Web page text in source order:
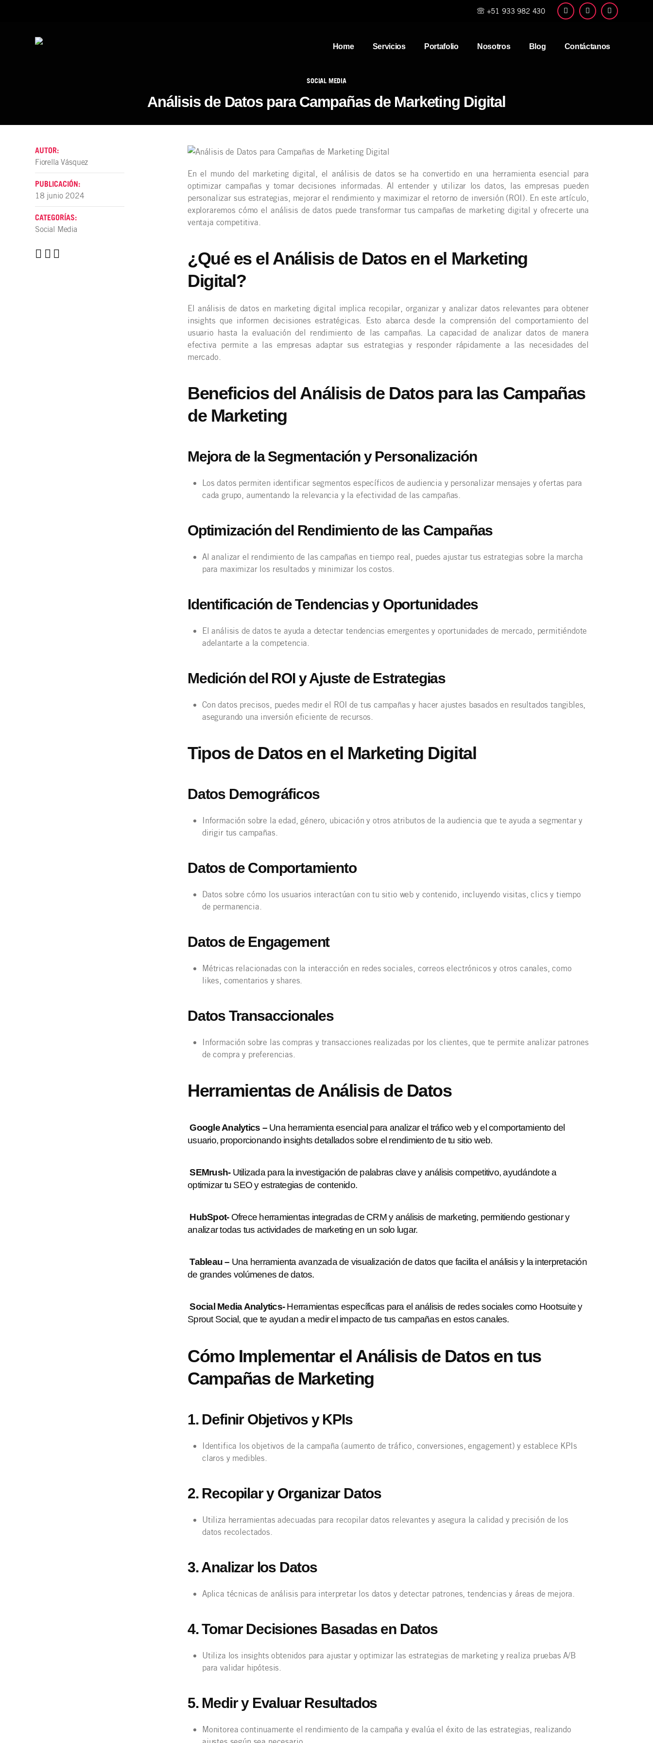
+51 933 982 430
Home Servicios Portafolio Nosotros Blog Contáctanos
SOCIAL MEDIA
Análisis de Datos para Campañas de Marketing Digital
En el mundo del marketing digital, el análisis de datos se ha convertido en una herramienta esencial para
optimizar campañas y tomar decisiones informadas. Al entender y utilizar los datos, las empresas pueden
personalizar sus estrategias, mejorar el rendimiento y maximizar el retorno de inversión (ROI). En este artículo,
exploraremos cómo el análisis de datos puede transformar tus campañas de marketing digital y ofrecerte una
ventaja competitiva.
¿Qué es el Análisis de Datos en el Marketing
Digital?
El análisis de datos en marketing digital implica recopilar, organizar y analizar datos relevantes para obtener
insights que informen decisiones estratégicas. Esto abarca desde la comprensión del comportamiento del
usuario hasta la evaluación del rendimiento de las campañas. La capacidad de analizar datos de manera
efectiva permite a las empresas adaptar sus estrategias y responder rápidamente a las necesidades del
mercado.
Beneficios del Análisis de Datos para las Campañas
de Marketing
Mejora de la Segmentación y Personalización
Los datos permiten identificar segmentos específicos de audiencia y personalizar mensajes y ofertas para
cada grupo, aumentando la relevancia y la efectividad de las campañas.
Optimización del Rendimiento de las Campañas
Al analizar el rendimiento de las campañas en tiempo real, puedes ajustar tus estrategias sobre la marcha
para maximizar los resultados y minimizar los costos.
Identificación de Tendencias y Oportunidades
El análisis de datos te ayuda a detectar tendencias emergentes y oportunidades de mercado, permitiéndote
adelantarte a la competencia.
Medición del ROI y Ajuste de Estrategias
Con datos precisos, puedes medir el ROI de tus campañas y hacer ajustes basados en resultados tangibles,
asegurando una inversión eficiente de recursos.
Tipos de Datos en el Marketing Digital
Datos Demográficos
Información sobre la edad, género, ubicación y otros atributos de la audiencia que te ayuda a segmentar y
dirigir tus campañas.
Datos de Comportamiento
Datos sobre cómo los usuarios interactúan con tu sitio web y contenido, incluyendo visitas, clics y tiempo
de permanencia.
Datos de Engagement
Métricas relacionadas con la interacción en redes sociales, correos electrónicos y otros canales, como
likes, comentarios y shares.
Datos Transaccionales
Información sobre las compras y transacciones realizadas por los clientes, que te permite analizar patrones
de compra y preferencias.
Herramientas de Análisis de Datos
Google Analytics – Una herramienta esencial para analizar el tráfico web y el comportamiento del
usuario, proporcionando insights detallados sobre el rendimiento de tu sitio web.
SEMrush- Utilizada para la investigación de palabras clave y análisis competitivo, ayudándote a
optimizar tu SEO y estrategias de contenido.
HubSpot- Ofrece herramientas integradas de CRM y análisis de marketing, permitiendo gestionar y
analizar todas tus actividades de marketing en un solo lugar.
Tableau – Una herramienta avanzada de visualización de datos que facilita el análisis y la interpretación
de grandes volúmenes de datos.
Social Media Analytics-Herramientas específicas para el análisis de redes sociales como Hootsuite y
Sprout Social, que te ayudan a medir el impacto de tus campañas en estos canales.
Cómo Implementar el Análisis de Datos en tus
Campañas de Marketing
1. Definir Objetivos y KPIs
Identifica los objetivos de la campaña (aumento de tráfico, conversiones, engagement) y establece KPIs
claros y medibles.
2. Recopilar y Organizar Datos
Utiliza herramientas adecuadas para recopilar datos relevantes y asegura la calidad y precisión de los
datos recolectados.
3. Analizar los Datos
Aplica técnicas de análisis para interpretar los datos y detectar patrones, tendencias y áreas de mejora.
4. Tomar Decisiones Basadas en Datos
Utiliza los insights obtenidos para ajustar y optimizar las estrategias de marketing y realiza pruebas A/B
para validar hipótesis.
5. Medir y Evaluar Resultados
Monitorea continuamente el rendimiento de la campaña y evalúa el éxito de las estrategias, realizando
AUTOR:
Fiorella Vásquez
PUBLICACIÓN:
18 junio 2024
CATEGORÍAS:
Social Media